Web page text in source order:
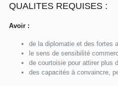
QUALITES REQUISES :
Avoir :
de la diplomatie et des fortes
le sens de sensibilité
de courtoisie pour attirer plus
des capacités à convaincre,